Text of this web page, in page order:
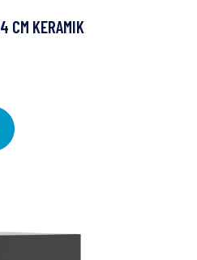
CM KERAMIK